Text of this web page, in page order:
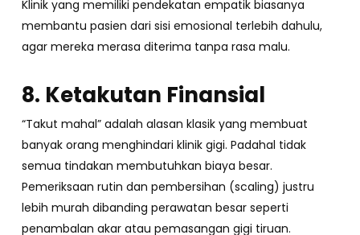
Klinik yang memiliki pendekatan empatik biasanya
membantu pasien dari sisi emosional terlebih dahulu,
agar mereka merasa diterima tanpa rasa malu.
8. Ketakutan Finansial
“Takut mahal” adalah alasan klasik yang membuat
banyak orang menghindari klinik gigi. Padahal tidak
semua tindakan membutuhkan biaya besar.
Pemeriksaan rutin dan pembersihan (scaling) justru
lebih murah dibanding perawatan besar seperti
penambalan akar atau pemasangan gigi tiruan.